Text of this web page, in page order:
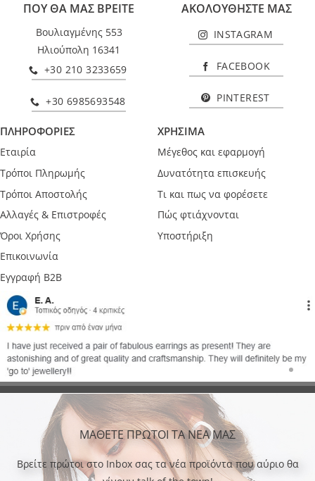
ΠΟΥ ΘΑ ΜΑΣ ΒΡΕΙΤΕ
Βουλιαγμένης 553
Ηλιούπολη 16341
+30 210 3233659
+30 6985693548
ΑΚΟΛΟΥΘΗΣΤΕ ΜΑΣ
INSTAGRAM
FACEBOOK
PINTEREST
ΠΛΗΡΟΦΟΡΙΕΣ
Εταιρία
Τρόποι Πληρωμής
Τρόποι Αποστολής
Αλλαγές & Επιστροφές
Όροι Χρήσης
Επικοινωνία
Εγγραφή B2B
ΧΡΗΣΙΜΑ
Μέγεθος και εφαρμογή
Δυνατότητα επισκευής
Τι και πως να φορέσετε
Πώς φτιάχνονται
Υποστήριξη
ΜΑΘΕΤΕ ΠΡΩΤΟΙ ΤΑ ΝΕΑ ΜΑΣ
Bρείτε πρώτοι στο Inbox σας τα νέα προϊόντα που αύριο θα